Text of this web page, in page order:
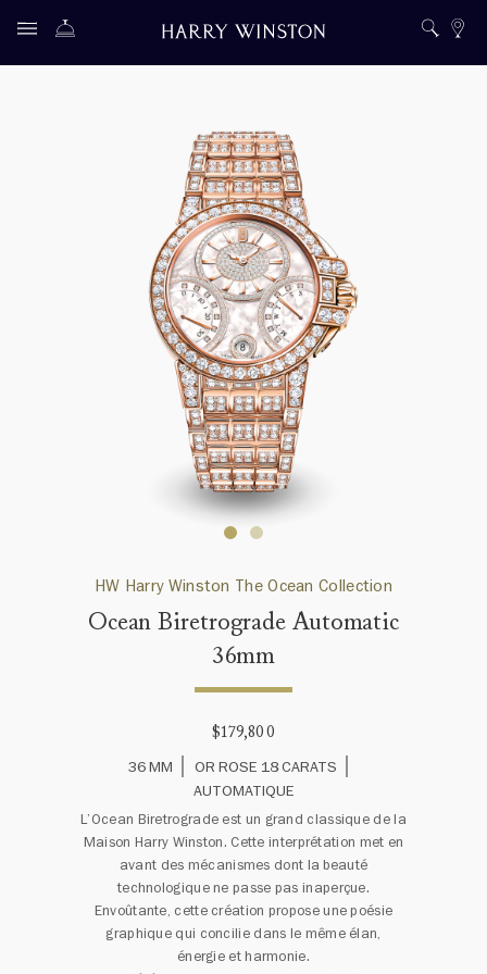
HW Harry Winston The Ocean Collection
Ocean Biretrograde Automatic
36mm
$179,800
36 MM
OR ROSE 18 CARATS
AUTOMATIQUE
L’Ocean Biretrograde est un grand classique de la
Maison Harry Winston. Cette interprétation met en
avant des mécanismes dont la beauté
technologique ne passe pas inaperçue.
Envoûtante, cette création propose une poésie
graphique qui concilie dans le même élan,
énergie et harmonie.